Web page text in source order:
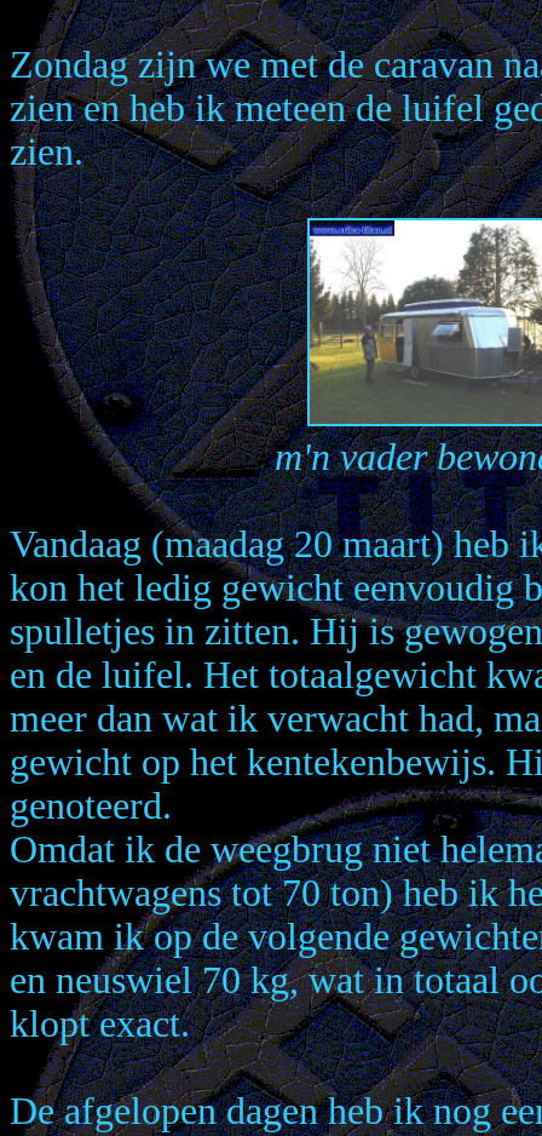
Zondag zijn we met de caravan
zien en heb ik meteen de luifel
zien.
m'n vader
Vandaag (maadag 20 maart) heb
kon het ledig gewicht eenvoudig
spulletjes in zitten. Hij is
en de luifel. Het totaalgewicht
meer dan wat ik verwacht had,
gewicht op het kentekenbewijs.
genoteerd.
Omdat ik de weegbrug niet
vrachtwagens tot 70 ton) heb ik
kwam ik op de volgende
en neuswiel 70 kg, wat in totaal
klopt exact.
De afgelopen dagen heb ik nog